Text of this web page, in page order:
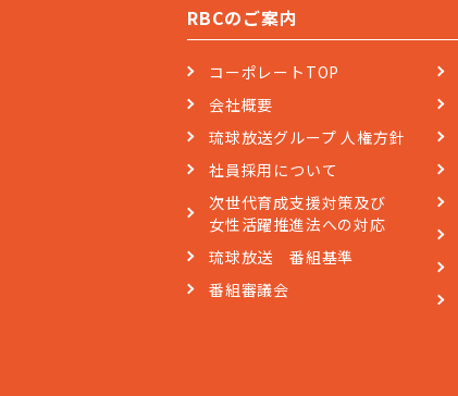
RBCのご案内
コーポレートTOP
会社概要
琉球放送グループ 人権方針
社員採用について
次世代育成支援対策及び
女性活躍推進法への対応
琉球放送 番組基準
番組審議会